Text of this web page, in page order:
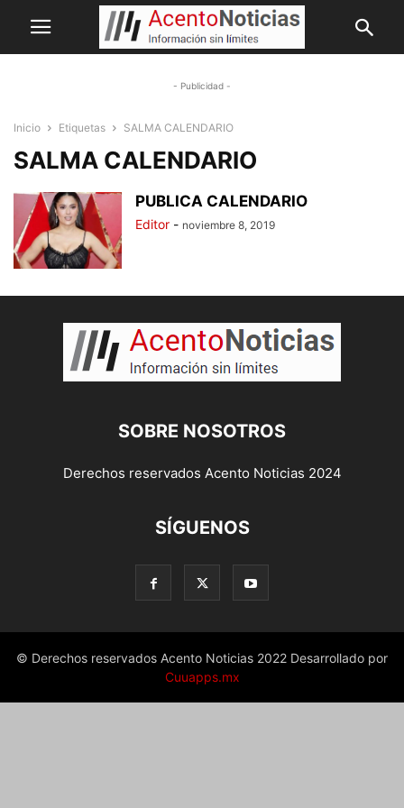
- Publicidad -
Inicio Etiquetas SALMA CALENDARIO
SALMA CALENDARIO
PUBLICA CALENDARIO
Editor - noviembre 8, 2019
SOBRE NOSOTROS
Derechos reservados Acento Noticias 2024
SÍGUENOS
© Derechos reservados Acento Noticias 2022 Desarrollado por
Cuuapps.mx